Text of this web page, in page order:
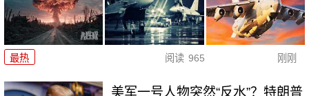
最热 阅读 965 刚刚
美军一号人物突然“反水”？特朗普